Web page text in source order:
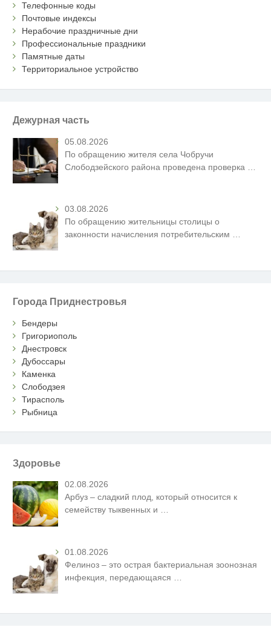
Телефонные коды
Почтовые индексы
Нерабочие праздничные дни
Профессиональные праздники
Памятные даты
Территориальное устройство
Дежурная часть
05.08.2026
По обращению жителя села Чобручи
Слободзейского района проведена проверка
03.08.2026
По обращению жительницы столицы о
законности начисления потребительским
Города Приднестровья
Бендеры
Григориополь
Днестровск
Дубоссары
Каменка
Слободзея
Тирасполь
Рыбница
Здоровье
02.08.2026
Арбуз – сладкий плод, который относится к
семейству тыквенных и …
01.08.2026
Фелиноз – это острая бактериальная зоонозная
инфекция, передающаяся